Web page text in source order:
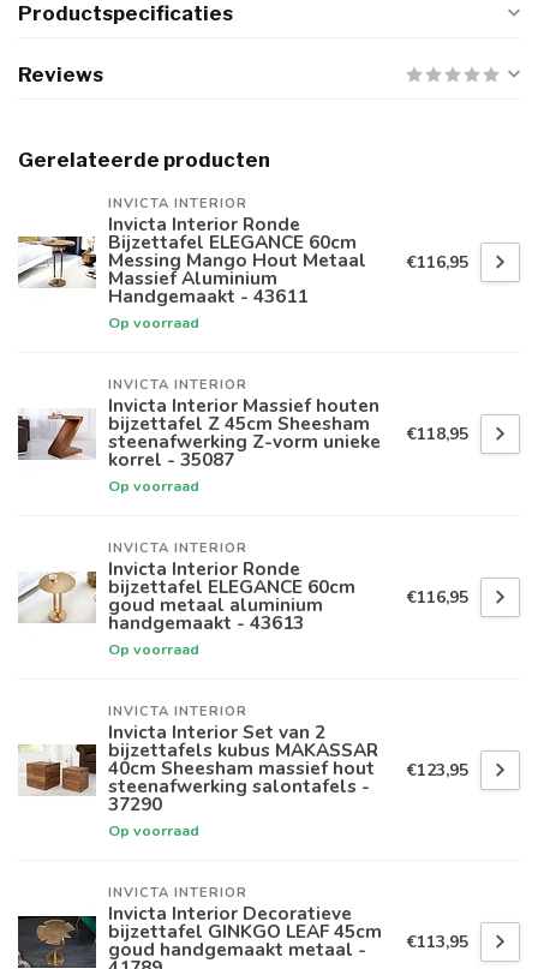
Productspecificaties
Reviews
Gerelateerde producten
INVICTA INTERIOR
Invicta Interior Ronde
Bijzettafel ELEGANCE 60cm
Messing Mango Hout Metaal
Massief Aluminium
Handgemaakt - 43611
Op voorraad
€116,95
INVICTA INTERIOR
Invicta Interior Massief houten
bijzettafel Z 45cm Sheesham
steenafwerking Z-vorm unieke
korrel - 35087
Op voorraad
€118,95
INVICTA INTERIOR
Invicta Interior Ronde
bijzettafel ELEGANCE 60cm
goud metaal aluminium
handgemaakt - 43613
Op voorraad
€116,95
INVICTA INTERIOR
Invicta Interior Set van 2
bijzettafels kubus MAKASSAR
40cm Sheesham massief hout
steenafwerking salontafels -
37290
Op voorraad
€123,95
INVICTA INTERIOR
Invicta Interior Decoratieve
bijzettafel GINKGO LEAF 45cm
goud handgemaakt metaal - €113,95